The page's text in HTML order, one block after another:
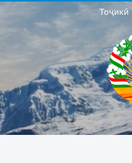
Тоҷикӣ